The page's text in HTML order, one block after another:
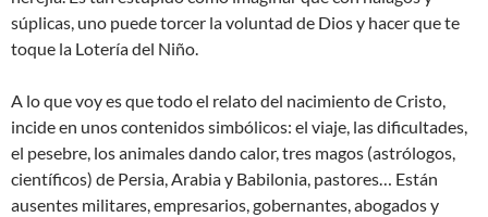
súplicas, uno puede torcer la voluntad de Dios y hacer que te
toque la Lotería del Niño.
A lo que voy es que todo el relato del nacimiento de Cristo,
incide en unos contenidos simbólicos: el viaje, las dificultades,
el pesebre, los animales dando calor, tres magos (astrólogos,
científicos) de Persia, Arabia y Babilonia, pastores… Están
ausentes militares, empresarios, gobernantes, abogados y